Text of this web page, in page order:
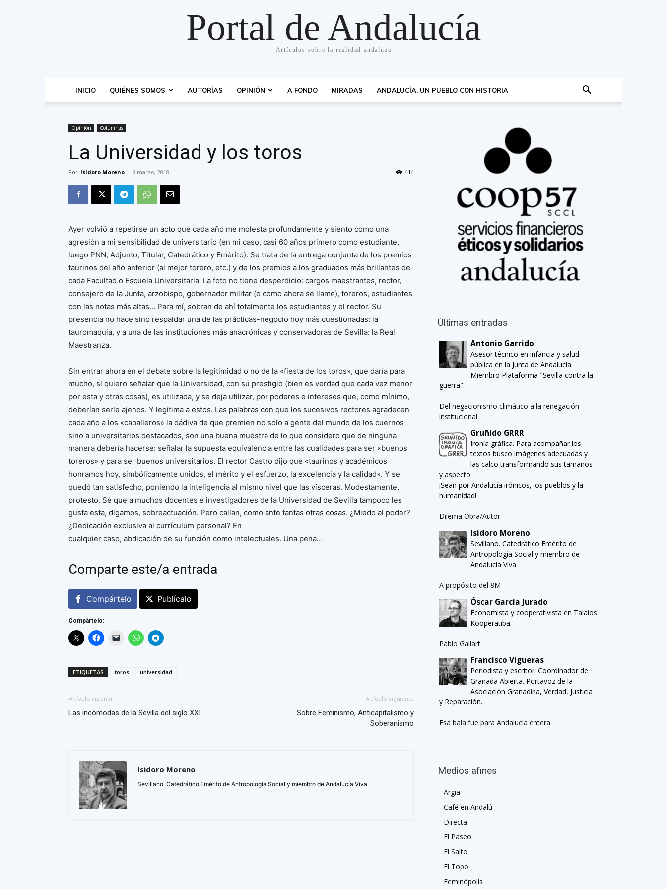
Portal de Andalucía
Artículos sobre la realidad andaluza
INICIO QUIÉNES SOMOS AUTORÍAS OPINIÓN A FONDO MIRADAS ANDALUCÍA, UN PUEBLO CON HISTORIA
Opinión Columnas
La Universidad y los toros
Por Isidoro Moreno - 8 marzo, 2018 414
Ayer volvió a repetirse un acto que cada año me molesta profundamente y siento como una
agresión a mi sensibilidad de universitario (en mi caso, casi 60 años primero como estudiante,
luego PNN, Adjunto, Titular, Catedrático y Emérito). Se trata de la entrega conjunta de los premios
taurinos del año anterior (al mejor torero, etc.) y de los premios a los graduados más brillantes de
cada Facultad o Escuela Universitaria. La foto no tiene desperdicio: cargos maestrantes, rector,
consejero de la Junta, arzobispo, gobernador militar (o como ahora se llame), toreros, estudiantes
con las notas más altas… Para mí, sobran de ahí totalmente los estudiantes y el rector. Su
presencia no hace sino respaldar una de las prácticas-negocio hoy más cuestionadas: la
tauromaquia, y a una de las instituciones más anacrónicas y conservadoras de Sevilla: la Real
Maestranza.
Sin entrar ahora en el debate sobre la legitimidad o no de la «fiesta de los toros», que daría para
mucho, sí quiero señalar que la Universidad, con su prestigio (bien es verdad que cada vez menor
por esta y otras cosas), es utilizada, y se deja utilizar, por poderes e intereses que, como mínimo,
deberían serle ajenos. Y legitima a estos. Las palabras con que los sucesivos rectores agradecen
cada año a los «caballeros» la dádiva de que premien no solo a gente del mundo de los cuernos
sino a universitarios destacados, son una buena muestra de lo que considero que de ninguna
manera debería hacerse: señalar la supuesta equivalencia entre las cualidades para ser «buenos
toreros» y para ser buenos universitarios. El rector Castro dijo que «taurinos y académicos
honramos hoy, simbólicamente unidos, el mérito y el esfuerzo, la excelencia y la calidad». Y se
quedó tan satisfecho, poniendo la inteligencia al mismo nivel que las vísceras. Modestamente,
protesto. Sé que a muchos docentes e investigadores de la Universidad de Sevilla tampoco les
gusta esta, digamos, sobreactuación. Pero callan, como ante tantas otras cosas. ¿Miedo al poder?
¿Dedicación exclusiva al currículum personal? En
cualquier caso, abdicación de su función como intelectuales. Una pena…
Comparte este/a entrada
Compártelo Publícalo
Compártelo:
ETIQUETAS toros universidad
Artículo anterior
Las incómodas de la Sevilla del siglo XXI
Artículo siguiente
Sobre Feminismo, Anticapitalismo y
Soberanismo
Isidoro Moreno
Sevillano. Catedrático Emérito de Antropología Social y miembro de Andalucía Viva.
Últimas entradas
Antonio Garrido
Asesor técnico en infancia y salud
pública en la Junta de Andalucía.
Miembro Plataforma "Sevilla contra la
guerra".
Del negacionismo climático a la renegación
institucional
Gruñido GRRR
Ironía gráfica. Para acompañar los
textos busco imágenes adecuadas y
las calco transformando sus tamaños
y aspecto.
¡Sean por Andalucía irónicos, los pueblos y la
humanidad!
Dilema Obra/Autor
Isidoro Moreno
Sevillano. Catedrático Emérito de
Antropología Social y miembro de
Andalucía Viva.
A propósito del 8M
Óscar García Jurado
Economista y cooperativista en Talaios
Kooperatiba.
Pablo Gallart
Francisco Vigueras
Periodista y escritor. Coordinador de
Granada Abierta. Portavoz de la
Asociación Granadina, Verdad, Justicia
y Reparación.
Esa bala fue para Andalucía entera
Medios afines
Argia
Café en Andalú
Directa
El Paseo
El Salto
El Topo
Feminópolis